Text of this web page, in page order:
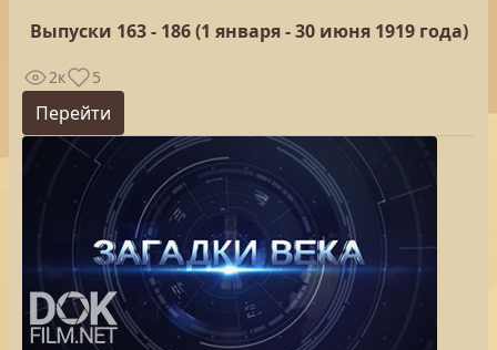
Выпуски 163 - 186 (1 января - 30 июня 1919 года)
2к 5
Перейти